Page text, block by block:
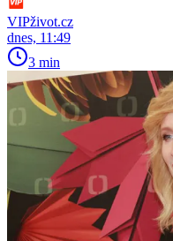
VIPživot.cz
dnes, 11:49
3 min